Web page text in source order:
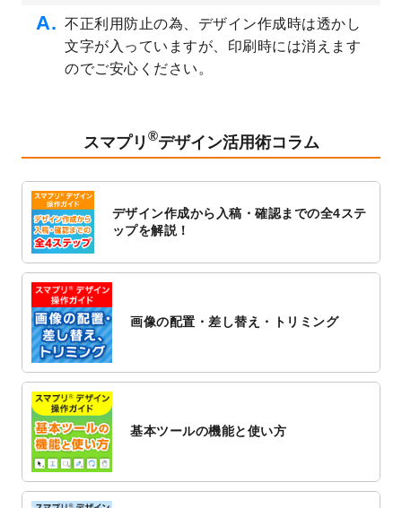
2023/3/13
クリアファイルのデザインテンプレート
追加しました。
2023/3/2
パワーポイント版テンプレートをダウンロ
追加しました。
2023/1/13
4月始まりのカレンダーデザインテンプレー
2023/1/5
スタンプカードのデザインテンプレート
追加しました。
2022/12/26
止のお知らせ
2022/12/16
トを公開いたしました。
2022/12/1
2022/11/25
【新商品】封筒が作成できるようになりま
2022/11/25
【新商品】クリアファイルが作成できるよ
2022/11/4
しました。
不正利用防止の為、デザイン作成時は透かし
文字が入っていますが、印刷時には消えます
のでご安心ください。
スマプリ ®デザイン活用術コラム
デザイン作成から入稿・確認までの全4ステ
ップを解説！
画像の配置・差し替え・トリミング
基本ツールの機能と使い方